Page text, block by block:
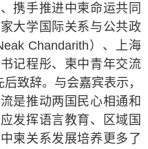
携手推进中柬命运共同
大学国际关系与公共政
Chandarith）、上海
记程彤、柬中青年交流
后致辞。与会嘉宾表示，
是推动两国民心相通和
发挥语言教育、区域国
柬关系发展培养更多了